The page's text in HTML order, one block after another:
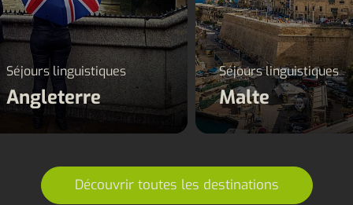
Séjours linguistiques
Angleterre
Séjours linguistiques
Malte
Découvrir toutes les destinations